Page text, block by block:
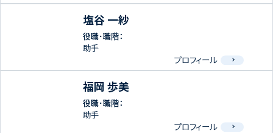
塩谷 一紗
役職･職階：
助手
プロフィール
福岡 歩美
役職･職階：
助手
プロフィール